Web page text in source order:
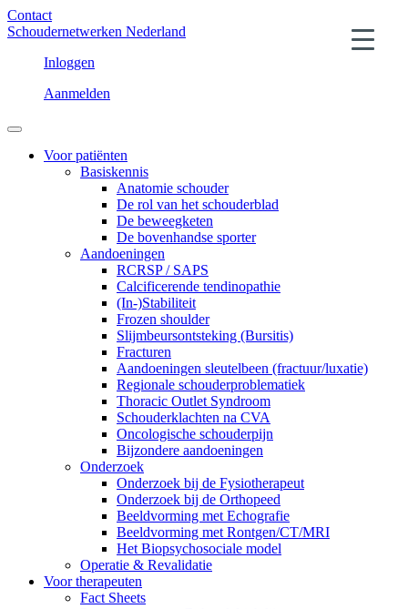
Contact
Schoudernetwerken Nederland
Inloggen
Aanmelden
Voor patiënten
Basiskennis
Anatomie schouder
De rol van het schouderblad
De beweegketen
De bovenhandse sporter
Aandoeningen
RCRSP / SAPS
Calcificerende tendinopathie
(In-)Stabiliteit
Frozen shoulder
Slijmbeursontsteking (Bursitis)
Fracturen
Aandoeningen sleutelbeen (fractuur/luxatie)
Regionale schouderproblematiek
Thoracic Outlet Syndroom
Schouderklachten na CVA
Oncologische schouderpijn
Bijzondere aandoeningen
Onderzoek
Onderzoek bij de Fysiotherapeut
Onderzoek bij de Orthopeed
Beeldvorming met Echografie
Beeldvorming met Rontgen/CT/MRI
Het Biopsychosociale model
Operatie & Revalidatie
Voor therapeuten
Fact Sheets